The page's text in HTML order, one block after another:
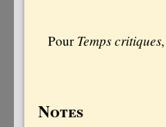
Pour Temps critiques
Notes